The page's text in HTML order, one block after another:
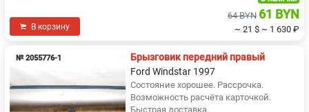
В корзину
64 BYN 61 BYN
~ 21 $ ~ 1 630 ₽
№ 2055776-1
Брызговик передний правый
Ford Windstar 1997
Состояние хорошее. Рассрочка.
Возможность расчёта карточкой.
Быстрая доставка.